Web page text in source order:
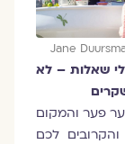
שאלות – לא
פער והמקום
לכם